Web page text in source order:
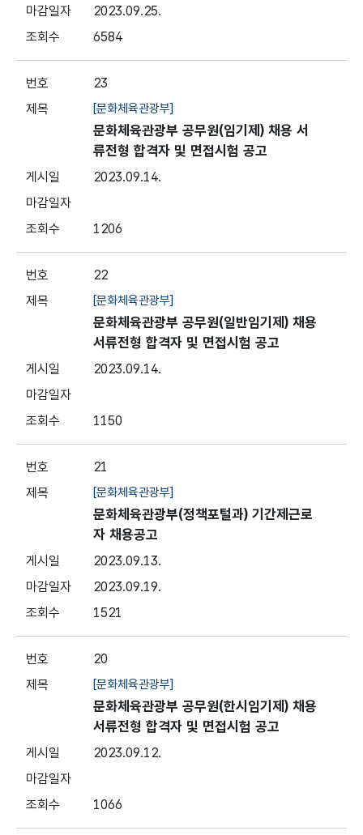
2023.09.25.
6584
23
[문화체육관광부]
문화체육관광부 공무원(임기제) 채용 서
류전형 합격자 및 면접시험 공고
2023.09.14.
1206
22
[문화체육관광부]
문화체육관광부 공무원(일반임기제) 채용
서류전형 합격자 및 면접시험 공고
2023.09.14.
1150
21
[문화체육관광부]
문화체육관광부(정책포털과) 기간제근로
자 채용공고
2023.09.13.
2023.09.19.
1521
20
[문화체육관광부]
문화체육관광부 공무원(한시임기제) 채용
서류전형 합격자 및 면접시험 공고
2023.09.12.
1066